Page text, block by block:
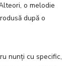
o melodie
după o
nunți cu specific,